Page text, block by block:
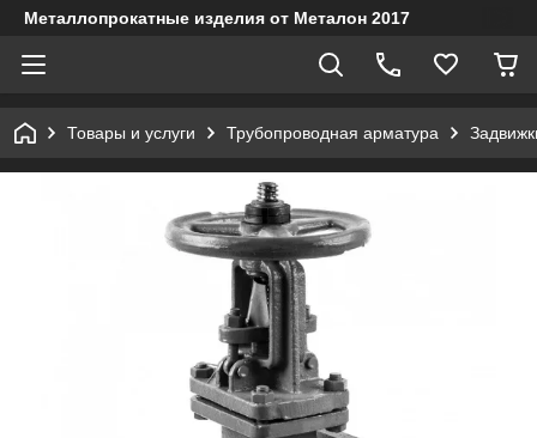
Металлопрокатные изделия от Металон 2017
Товары и услуги Трубопроводная арматура